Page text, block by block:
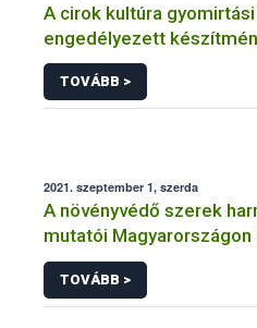
A cirok kultúra
engedélyezett
TOVÁBB >
2021. szeptember 1, szerda
A növényvédő szerek
mutatói
TOVÁBB >